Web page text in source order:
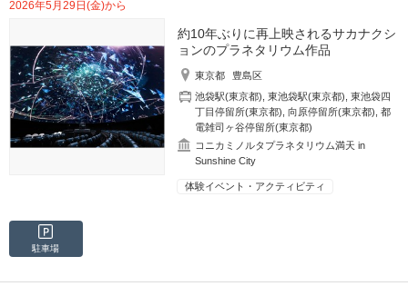
2026年5月29日(金)から
約10年ぶりに再上映されるサカナクシ
ョンのプラネタリウム作品
東京都
豊島区
池袋駅(東京都) ,東池袋駅(東京都) ,東池袋四
丁目停留所(東京都) ,向原停留所(東京都) ,都
電雑司ヶ谷停留所(東京都)
コニカミノルタプラネタリウム満天 in
Sunshine City
体験イベント・アクティビティ
駐車場